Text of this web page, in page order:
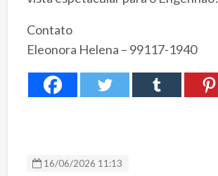
Contato
Eleonora Helena – 99117-1940
16/06/2026 11:13